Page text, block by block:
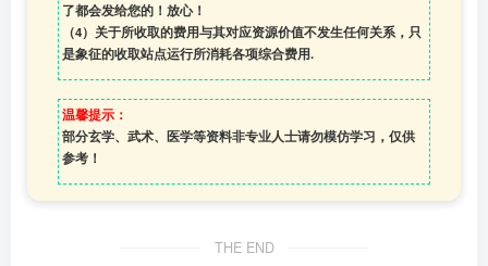
了都会发给您的！放心！
（4） 关于所收取的费用与其对应资源价值不发生任何关系，只
是象征的收取站点运行所消耗各项综合费用.
温馨提示：
部分玄学、武术、医学等资料非专业人士请勿模仿学习，仅供
参考！
THE END